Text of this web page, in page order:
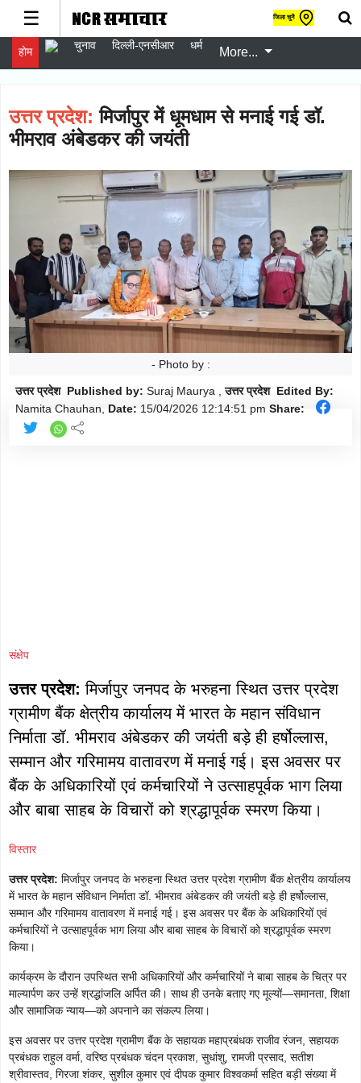
चुनाव
एनसीआर
Follow
धर्म Follow
स्वास्थ्य Follow
शिक्षा Follow
क्रिकेट
☰ जिला चुनें
होम चुनाव दिल्ली-एनसीआर धर्म More...
उत्तर प्रदेश: मिर्जापुर में धूमधाम से मनाई गई डॉ.
भीमराव अंबेडकर की जयंती
- Photo by :
उत्तर प्रदेश Published by: Suraj Maurya ,
उत्तर प्रदेश Edited By:
Namita Chauhan,
Date: 15/04/2026 12:14:51 pm Share:
संक्षेप
उत्तर प्रदेश: मिर्जापुर जनपद के भरुहना स्थित उत्तर प्रदेश
ग्रामीण बैंक क्षेत्रीय कार्यालय में भारत के महान संविधान
निर्माता डॉ. भीमराव अंबेडकर की जयंती बड़े ही हर्षोल्लास,
सम्मान और गरिमामय वातावरण में मनाई गई। इस अवसर पर
बैंक के अधिकारियों एवं कर्मचारियों ने उत्साहपूर्वक भाग लिया
और बाबा साहब के विचारों को श्रद्धापूर्वक स्मरण किया।
विस्तार
उत्तर प्रदेश: मिर्जापुर जनपद के भरुहना स्थित उत्तर प्रदेश ग्रामीण बैंक क्षेत्रीय कार्यालय
में भारत के महान संविधान निर्माता डॉ. भीमराव अंबेडकर की जयंती बड़े ही हर्षोल्लास,
सम्मान और गरिमामय वातावरण में मनाई गई। इस अवसर पर बैंक के अधिकारियों एवं
कर्मचारियों ने उत्साहपूर्वक भाग लिया और बाबा साहब के विचारों को श्रद्धापूर्वक स्मरण
किया।
कार्यक्रम के दौरान उपस्थित सभी अधिकारियों और कर्मचारियों ने बाबा साहब के चित्र पर
माल्यार्पण कर उन्हें श्रद्धांजलि अर्पित की। साथ ही उनके बताए गए मूल्यों—समानता, शिक्षा
और सामाजिक न्याय—को अपनाने का संकल्प लिया।
इस अवसर पर उत्तर प्रदेश ग्रामीण बैंक के सहायक महाप्रबंधक राजीव रंजन, सहायक
प्रबंधक राहुल वर्मा, वरिष्ठ प्रबंधक चंदन प्रकाश, सुधांशु, रामजी प्रसाद, सतीश
श्रीवास्तव, गिरजा शंकर, सुशील कुमार एवं दीपक कुमार विश्वकर्मा सहित बड़ी संख्या में